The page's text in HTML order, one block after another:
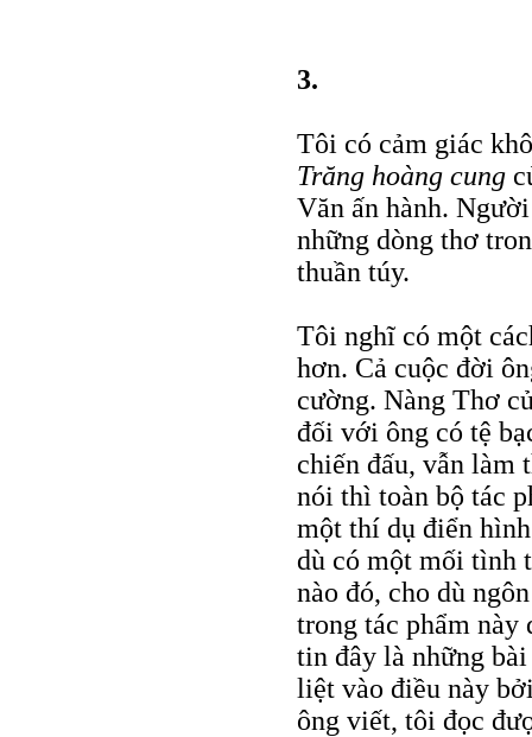
3.
Tôi có cảm giác
Trăng hoàng cung
Văn ấn hành.
những dòng thơ
thuần túy.
Tôi nghĩ có một
hơn. Cả cuộc đời
cường. Nàng Thơ
đối với ông có tệ
chiến đấu, vẫn làm
nói thì toàn bộ tác
một thí dụ điển
dù có một mối tình
nào đó, cho dù
trong tác phẩm này
tin đây là những
liệt vào điều này
ông viết, tôi đọc